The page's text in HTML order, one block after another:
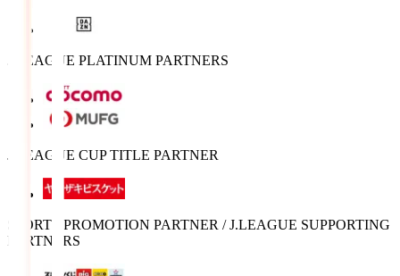
J.LEAGUE PLATINUM PARTNERS
J.LEAGUE CUP TITLE PARTNER
SPORTS PROMOTION PARTNER / J.LEAGUE SUPPORTING
PARTNERS